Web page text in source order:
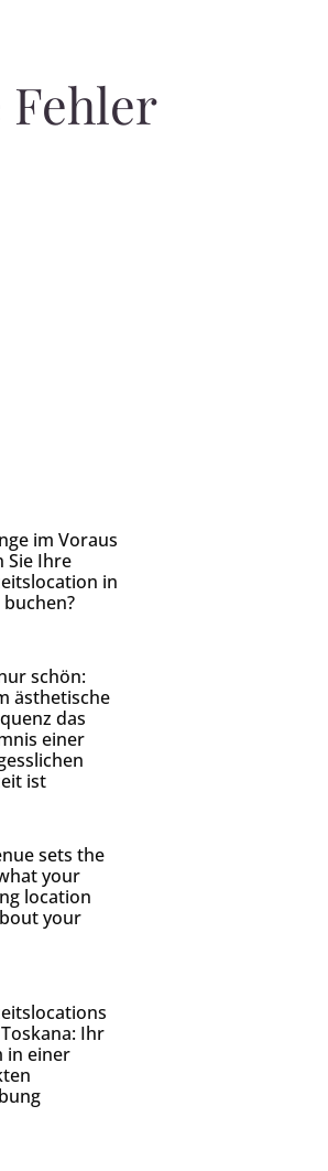
Fehler
im Voraus
Sie Ihre
in
schön:
ästhetische
das
einer
ist
sets the
your
location
your
Ihr
in einer